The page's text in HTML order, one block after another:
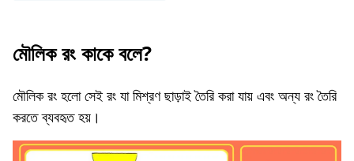
মৌলিক রং কাকে বলে?
মৌলিক রং হলো সেই রং যা মিশ্রণ ছাড়াই তৈরি করা যায় এবং অন্য রং তৈরি
করতে ব্যবহৃত হয়।